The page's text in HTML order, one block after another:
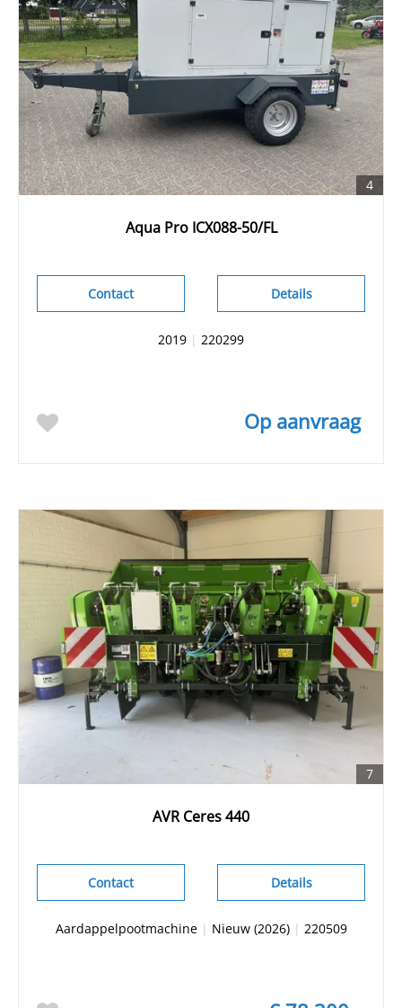
4
Aqua Pro ICX088-50/FL
Details
Contact
2019 | 220299
Op aanvraag
7
AVR Ceres 440
Details
Contact
Aardappelpootmachine| Nieuw (2026)| 220509